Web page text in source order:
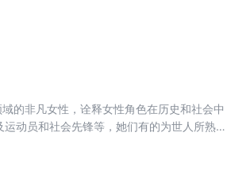
的非凡女性，诠释女性角色在历史和社会中
动员和社会先锋等，她们有的为世人所熟